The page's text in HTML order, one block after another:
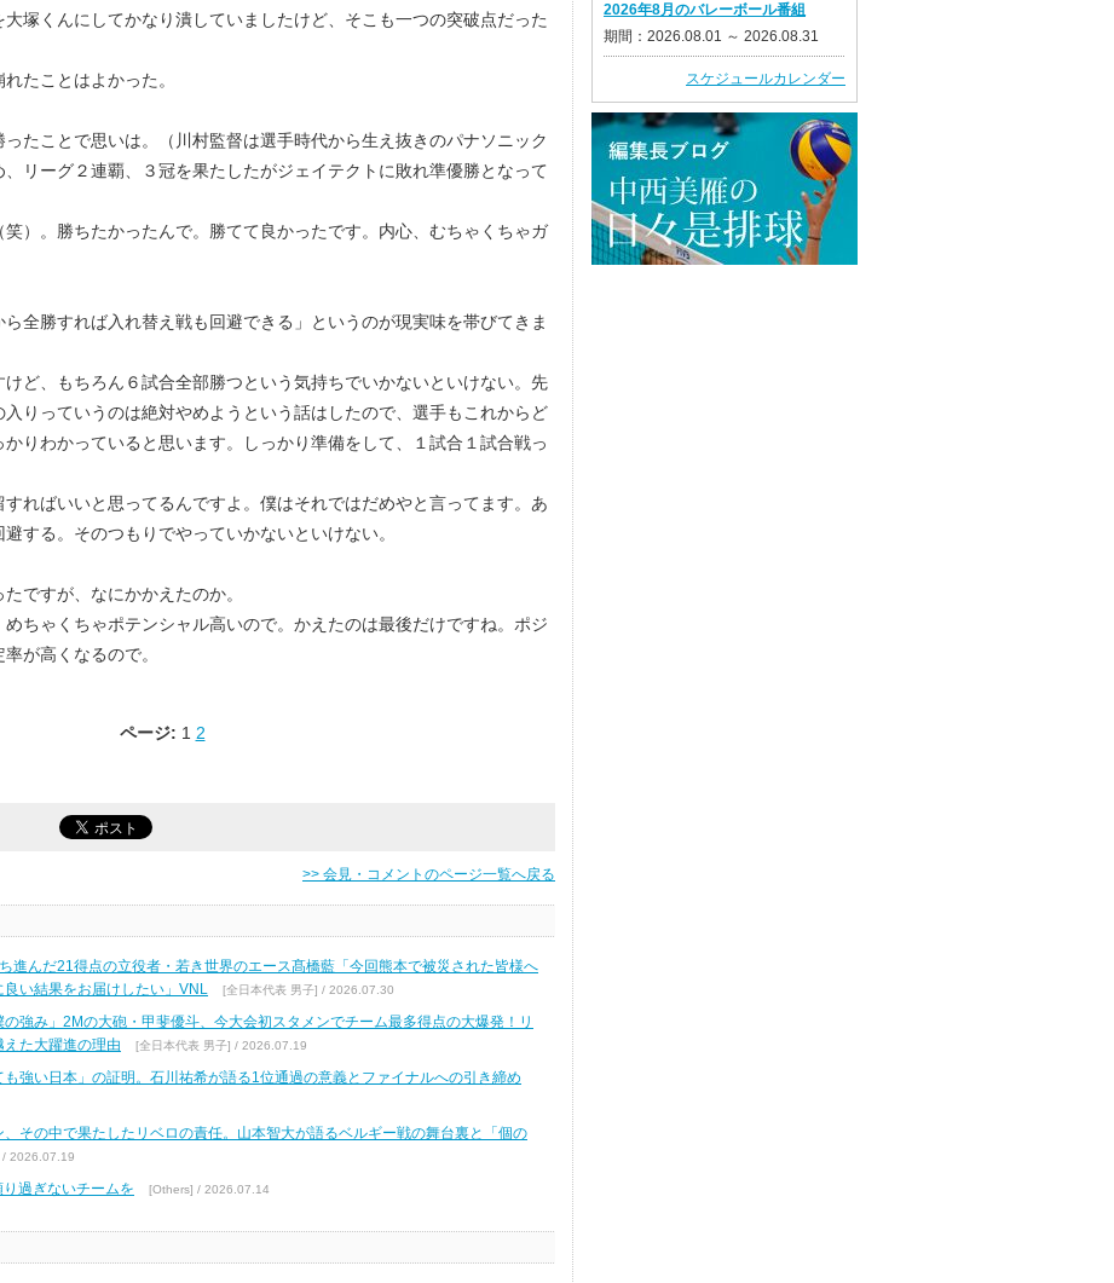
塚くんにしてかなり潰していましたけど、そこも一つの突破点だった
たことはよかった。
たことで思いは。（川村監督は選手時代から生え抜きのパナソニック
リーグ２連覇、３冠を果たしたがジェイテクトに敗れ準優勝となって
笑）。勝ちたかったんで。勝てて良かったです。内心、むちゃくちゃガ
全勝すれば入れ替え戦も回避できる」というのが現実味を帯びてきま
けど、もちろん６試合全部勝つという気持ちでいかないといけない。先
りっていうのは絶対やめようという話はしたので、選手もこれからど
りわかっていると思います。しっかり準備をして、１試合１試合戦っ
ればいいと思ってるんですよ。僕はそれではだめやと言ってます。あ
する。そのつもりでやっていかないといけない。
ですが、なにかかえたのか。
ちゃくちゃポテンシャル高いので。かえたのは最後だけですね。ポジ
が高くなるので。
ページ: 1 2
>> 会見・コメントのページ一覧へ戻る
進んだ21得点の立役者・若き世界のエース髙橋藍「今回熊本で被災された皆様へ
い結果をお届けしたい」VNL
[全日本代表 男子] / 2026.07.30
の強み」2Mの大砲・甲斐優斗、今大会初スタメンでチーム最多得点の大爆発！リ
た大躍進の理由
[全日本代表 男子] / 2026.07.19
も強い日本」の証明。石川祐希が語る1位通過の意義とファイナルへの引き締め
、その中で果たしたリベロの責任。山本智大が語るベルギー戦の舞台裏と「個の
/ 2026.07.19
過ぎないチームを [Others] / 2026.07.14
2026年8月のバレーボール番組
期間：2026.08.01 ～ 2026.08.31
スケジュールカレンダー